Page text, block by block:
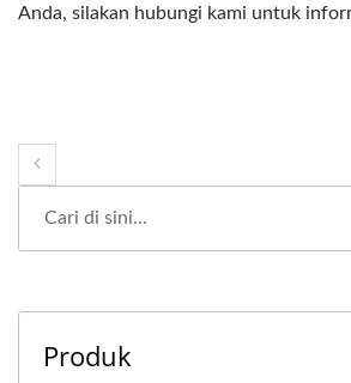
Anda, silakan hubungi kami untuk
Produk